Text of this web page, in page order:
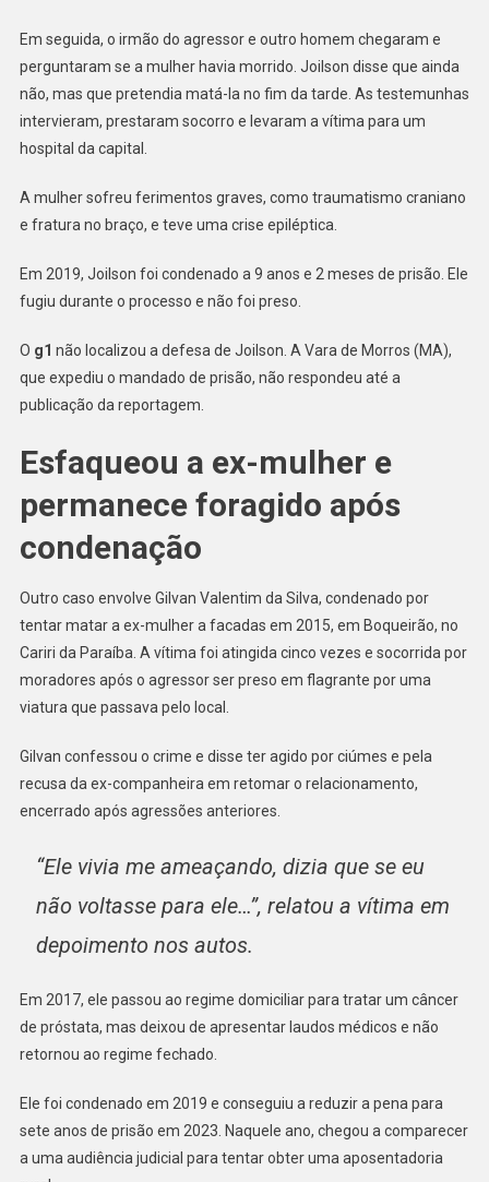
Em seguida, o irmão do agressor e outro homem chegaram e
perguntaram se a mulher havia morrido. Joilson disse que ainda
não, mas que pretendia matá-la no fim da tarde. As testemunhas
intervieram, prestaram socorro e levaram a vítima para um
hospital da capital.
A mulher sofreu ferimentos graves, como traumatismo craniano
e fratura no braço, e teve uma crise epiléptica.
Em 2019, Joilson foi condenado a 9 anos e 2 meses de prisão. Ele
fugiu durante o processo e não foi preso.
O g1 não localizou a defesa de Joilson. A Vara de Morros (MA),
que expediu o mandado de prisão, não respondeu até a
publicação da reportagem.
Esfaqueou a ex-mulher e
permanece foragido após
condenação
Outro caso envolve Gilvan Valentim da Silva, condenado por
tentar matar a ex-mulher a facadas em 2015, em Boqueirão, no
Cariri da Paraíba. A vítima foi atingida cinco vezes e socorrida por
moradores após o agressor ser preso em flagrante por uma
viatura que passava pelo local.
Gilvan confessou o crime e disse ter agido por ciúmes e pela
recusa da ex-companheira em retomar o relacionamento,
encerrado após agressões anteriores.
“Ele vivia me ameaçando, dizia que se eu
não voltasse para ele…”, relatou a vítima em
depoimento nos autos.
Em 2017, ele passou ao regime domiciliar para tratar um câncer
de próstata, mas deixou de apresentar laudos médicos e não
retornou ao regime fechado.
Ele foi condenado em 2019 e conseguiu a reduzir a pena para
sete anos de prisão em 2023. Naquele ano, chegou a comparecer
a uma audiência judicial para tentar obter uma aposentadoria